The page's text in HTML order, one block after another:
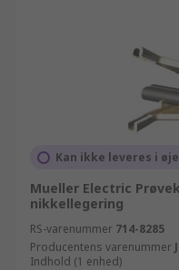
Kan ikke leveres i
Mueller Electric
nikkellegering
RS-varenummer 714-8285
Producentens varenummer
Indhold (1 enhed)